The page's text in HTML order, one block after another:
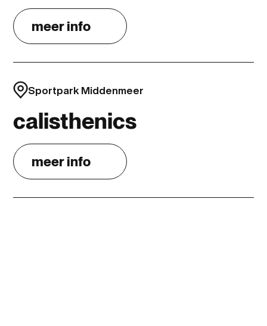
meer info
Sportpark Middenmeer
calisthenics
meer info